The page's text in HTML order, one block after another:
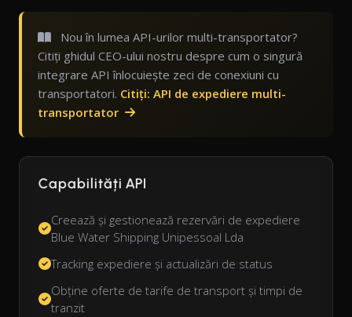
Nou în lumea API-urilor multi-transportator?
Citiți ghidul CEO-ului nostru despre cum o singură
integrare API înlocuiește zeci de conexiuni cu
transportatori. Citiți: API de expediere multi-
transportator
Capabilități API
Creează și gestionează rezervări de expediere
Blue Water Shipping Unipessoal Lda
Tracking expediere și actualizări de status
Obține oferte de tarife de transport și timpi de
tranzit